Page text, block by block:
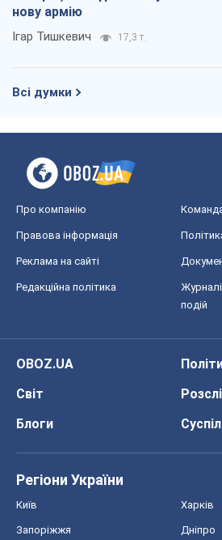
нову армію
Ігар Тишкевич 17,3 т.
Всі думки
Про компанію
Правова інформація
Реклама на сайті
Редакційна політика
подій
OBOZ.UA
Світ
Блоги
Регіони України
Київ Харків
Запоріжжя Дніпро